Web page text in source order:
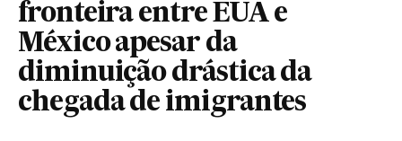
fronteira entre EUA e
México apesar da
diminuição drástica da
chegada de imigrantes